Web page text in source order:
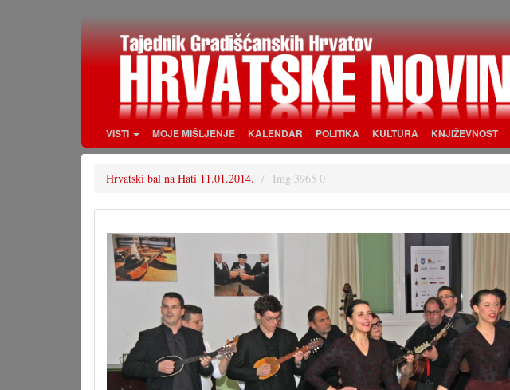
VISTI MOJE MIŠLJENJE KALENDAR POLITIKA KULTURA KNJIŽEVNOST
Hrvatski bal na Hati 11.01.2014. Img 3965 0